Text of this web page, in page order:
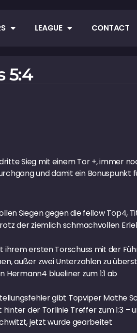
LEAGUE CONTACT
5:4
Sieg mit einem Tor +, immer
und damit ein Bonuspunkt
Siegen gegen die fellow Top4,
der ziemlich schmachvollen
ersten Torschuss mit der
außer zwei Unterzahlen zu
blueliner zum 1:1 ab
gibt Topviper Mathe
der Torlinie Treffer zum 1:3 –
jetzt wurde gearbeitet